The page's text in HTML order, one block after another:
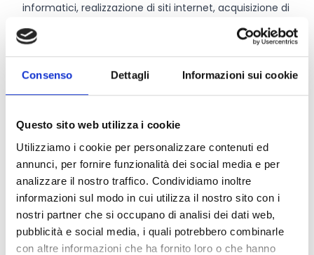
Consenso Dettagli Informazioni sui cookie
Questo sito web utilizza i cookie
Utilizziamo i cookie per personalizzare contenuti ed
annunci, per fornire funzionalità dei social media e per
analizzare il nostro traffico. Condividiamo inoltre
informazioni sul modo in cui utilizza il nostro sito con i
nostri partner che si occupano di analisi dei dati web,
pubblicità e social media, i quali potrebbero combinarle
con altre informazioni che ha fornito loro o che hanno
informatici, realizzazione di siti internet, acquisizione di
brevetti, licenze, diritti d’autore, e marchi commerciali.
Chi può partecipare
singoli o associati, ai sensi dell’art. 2135 del codice
civile con l’esclusione degli imprenditori che
esercitano esclusivamente attività di selvicoltura e
acquacoltura.
I richiedenti devono condurre un’impresa agricola che
garantisca o superi le seguenti soglie minime di
dimensione aziendale in termini di produzione
standard di 8.000 Euro.